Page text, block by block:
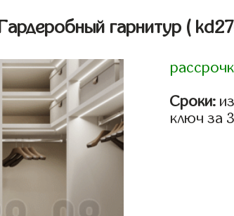
Гардеробный гарнитур (
Сроки:
ключ за